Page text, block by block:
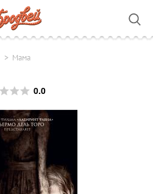
Мама
0.0